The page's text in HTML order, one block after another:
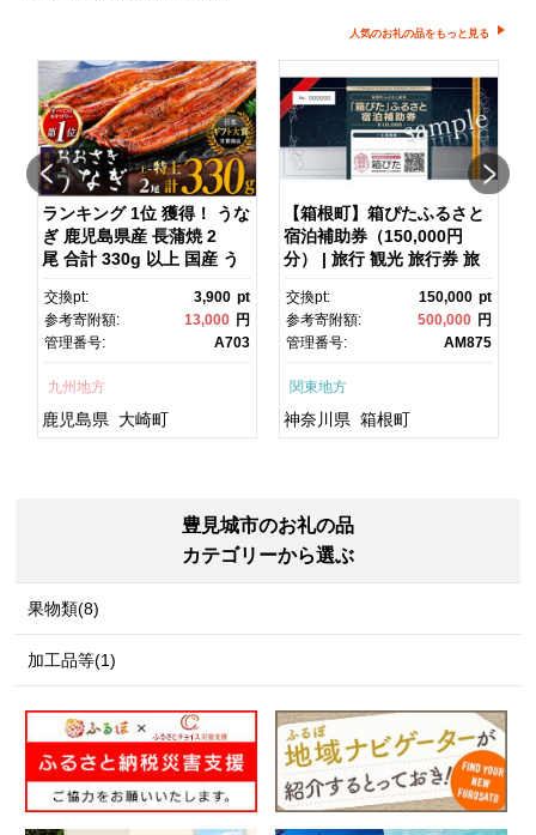
人気のお礼の品をもっと見る
ランキング 1位 獲得！ うな
ぎ 鹿児島県産 長蒲焼 2
尾 合計 330g 以上 国産 う
なぎ 鰻 ウナギ 蒲焼き 蒲
焼 かばやき 魚 魚介 魚貝 海
鮮 うな重 ひつまぶし 蒲
焼 訳あり ギフト 人気 おす
半島 A703
交換pt: 3,900 pt
参考寄附額:
13,000 円
管理番号:
A703
九州地方
鹿児島県 大崎町
【箱根町】箱ぴたふるさと
宿泊補助券（150,000円
分） | 旅行 観光 旅行券 旅
行クーポン クーポン 箱根
町ふるさと納税 神奈川県ふ
るさと納税 神奈川県 箱根
町
交換pt: 150,000 pt
参考寄附額:
500,000 円
管理番号:
AM875
関東地方
神奈川県 箱根町
豊見城市のお礼の品
カテゴリーから選ぶ
果物類(8)
加工品等(1)